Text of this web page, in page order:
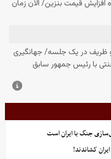
جنگ با ایران است
کشاندند!